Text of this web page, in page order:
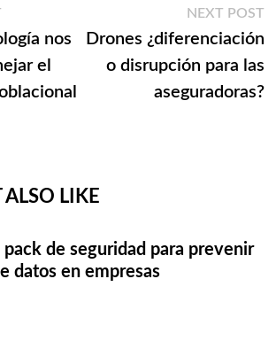
Previous
post: nos
el
NEXT POST
Drones ¿diferenciación
o disrupción para las
aseguradoras?
LIKE
pack de seguridad para prevenir
datos en empresas